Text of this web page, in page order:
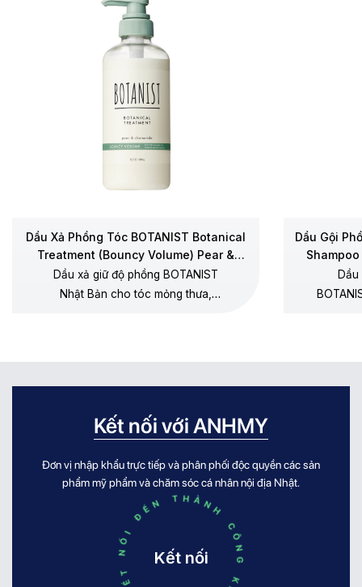
Dầu Xả Phồng Tóc BOTANIST Botanical
Treatment (Bouncy Volume) Pear &
Chamomile
Dầu xả giữ độ phồng BOTANIST
Nhật Bản cho tóc mỏng thưa,
Dầu Gội
Kết nối với ANHMY
Đơn vị nhập khẩu trực tiếp và phân phối độc quyền các sản
phẩm mỹ phẩm và chăm sóc cá nhân nội địa Nhật.
Kết nối